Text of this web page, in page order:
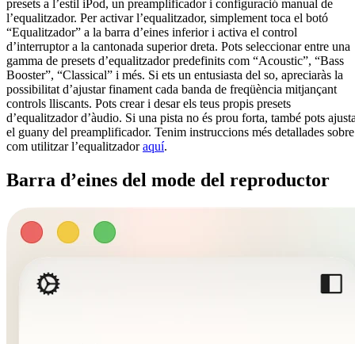
presets a l’estil iPod, un preamplificador i configuració manual de
l’equalitzador. Per activar l’equalitzador, simplement toca el botó
“Equalitzador” a la barra d’eines inferior i activa el control
d’interruptor a la cantonada superior dreta. Pots seleccionar entre una
gamma de presets d’equalitzador predefinits com “Acoustic”, “Bass
Booster”, “Classical” i més. Si ets un entusiasta del so, apreciaràs la
possibilitat d’ajustar finament cada banda de freqüència mitjançant
controls lliscants. Pots crear i desar els teus propis presets
d’equalitzador d’àudio. Si una pista no és prou forta, també pots
el guany del preamplificador. Tenim instruccions més detallades sobre
com utilitzar l’equalitzadoraquí.
Barra d’eines del mode del reproductor